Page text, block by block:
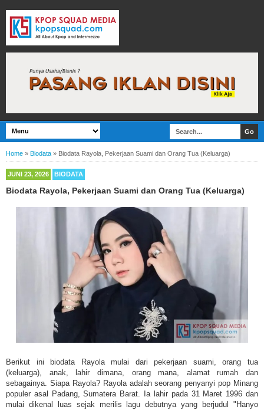
Home » Biodata » Biodata Rayola, Pekerjaan Suami dan Orang Tua (Keluarga)
JUNI 23, 2026 BIODATA
Biodata Rayola, Pekerjaan Suami dan Orang Tua (Keluarga)
Berikut ini biodata Rayola mulai dari pekerjaan suami, orang tua
(keluarga), anak, lahir dimana, orang mana, alamat rumah dan
sebagainya. Siapa Rayola? Rayola adalahseorang penyanyi pop Minang
populer asal Padang, Sumatera Barat. Ia lahir pada 31 Maret 1996 dan
mulai dikenal luas sejak merilis lagu debutnya yang berjudul "Hanyo